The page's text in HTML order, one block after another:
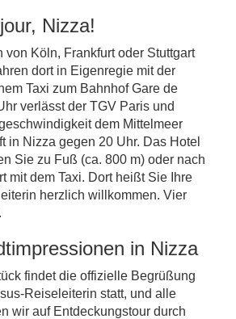
Nizza!
von Köln, Frankfurt oder Stuttgart
dort in Eigenregie mit der
Taxi zum Bahnhof Gare de
verlässt der TGV Paris und
dem Mittelmeer
in Nizza gegen 20 Uhr. Das Hotel
Sie zu Fuß (ca. 800 m) oder nach
mit dem Taxi. Dort heißt Sie Ihre
herzlich willkommen. Vier
in Nizza
findet die offizielle Begrüßung
Reiseleiterin statt, und alle
wir auf Entdeckungstour durch